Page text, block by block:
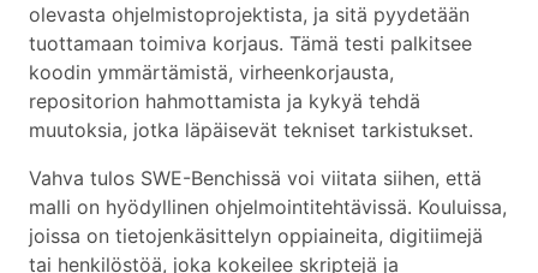
olevasta ohjelmistoprojektista, ja sitä pyydetään
tuottamaan toimiva korjaus. Tämä testi palkitsee
koodin ymmärtämistä, virheenkorjausta,
repositorion hahmottamista ja kykyä tehdä
muutoksia, jotka läpäisevät tekniset tarkistukset.
Vahva tulos SWE-Benchissä voi viitata siihen, että
malli on hyödyllinen ohjelmointitehtävissä. Kouluissa,
joissa on tietojenkäsittelyn oppiaineita, digitiimejä
tai henkilöstöä, joka kokeilee skriptejä ja